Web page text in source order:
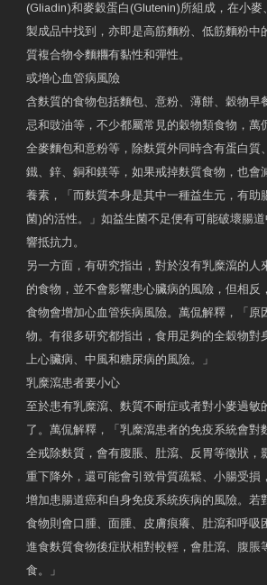
(Gliadin)和麥穀蛋白(Glutenin)所組成，在小麥
製成品中找到，亦即是高筋麵粉、低筋麵粉中
質複合物令麵糰有黏性和彈性。
或增心血管病風險
含麩質的食物包括麵包、意粉、薄餅、穀物早
忌和豉油等，不少都屬常見的穀物類食物，萬
全麥麵包和意粉等，除麩質外同時含有蛋白質
鐵、鋅、銅和鎂等，如果戒掉麩質食物，也會
養素，「而麩質本身是其中一種益生元，有助
菌)的活性。」如益生菌不足便有可能破壞腸
響抵抗力。
另一方面，有研究指出，對於沒有乳糜瀉的人
的食物，並不會影響患心臟病的風險，但相反
食物會增加心血管疾病風險。萬侃解釋，「原
物。有很多研究都指出，食用足夠的全穀物對
上心臟病、中風和糖尿病的風險。」
乳糜瀉患者要小心
至於患有乳糜瀉、麩質不耐症或者對小麥過敏
了。萬侃解釋，「乳糜瀉患者的免疫系統會對
全戒除麩質，會有腹脹、肚瀉、反胃等徵狀，
重下降外，還可能會引致骨質疏鬆、小腸受損
增加患腸道癌和自身免疫系統疾病的風險。若
食物則會口腫、面腫、皮膚痕癢、肚瀉和呼吸
進食麩質食物後症狀相對較輕，會肚瀉、腹脹
食。」